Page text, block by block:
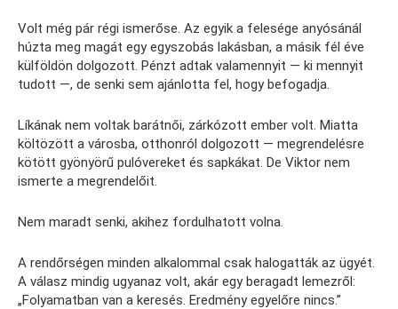
Volt még pár régi ismerőse. Az egyik a felesége anyósánál
húzta meg magát egy egyszobás lakásban, a másik fél éve
külföldön dolgozott. Pénzt adtak valamennyit — ki mennyit
tudott —, de senki sem ajánlotta fel, hogy befogadja.
Líkának nem voltak barátnői, zárkózott ember volt. Miatta
költözött a városba, otthonról dolgozott — megrendelésre
kötött gyönyörű pulóvereket és sapkákat. De Viktor nem
ismerte a megrendelőit.
Nem maradt senki, akihez fordulhatott volna.
A rendőrségen minden alkalommal csak halogatták az ügyét.
A válasz mindig ugyanaz volt, akár egy beragadt lemezről:
„Folyamatban van a keresés. Eredmény egyelőre nincs.”